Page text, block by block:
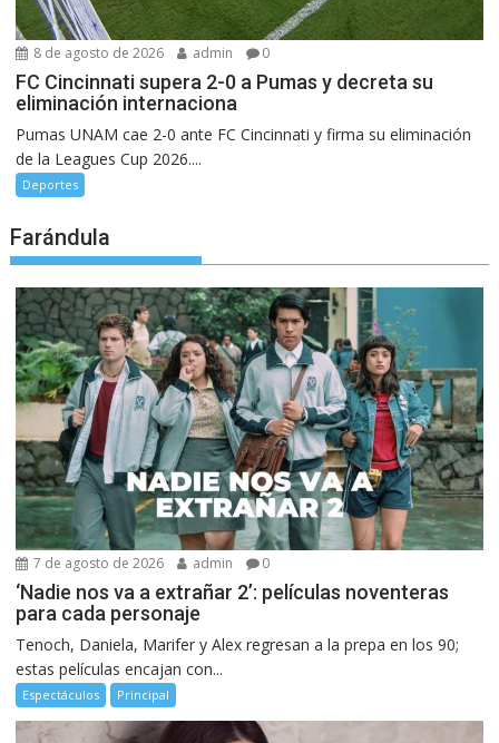
8 de agosto de 2026 admin 0
FC Cincinnati supera 2-0 a Pumas y decreta su
eliminación internaciona
Pumas UNAM cae 2-0 ante FC Cincinnati y firma su eliminación
de la Leagues Cup 2026....
Deportes
Farándula
7 de agosto de 2026 admin 0
‘Nadie nos va a extrañar 2’: películas noventeras
para cada personaje
Tenoch, Daniela, Marifer y Alex regresan a la prepa en los 90;
estas películas encajan con...
Espectáculos Principal